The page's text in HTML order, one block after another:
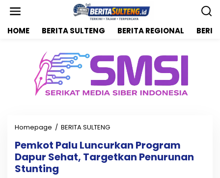
HOME BERITA SULTENG BERITA REGIONAL
Homepage / BERITA SULTENG
m
k
Pemkot Palu Luncurkan Program
Dapur Sehat, Targetkan Penurunan
Stunting